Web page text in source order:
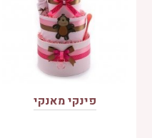
פינקי מאנקי